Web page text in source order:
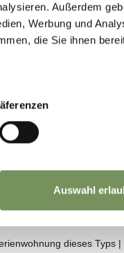
Außerdem
Werbung und
die Sie ihnen
Auswahl